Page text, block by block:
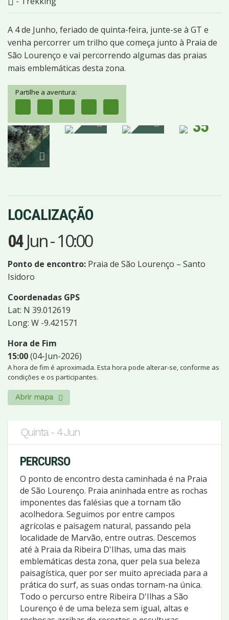
A 4 de Junho, feriado de quinta-feira, junte-se à GT e
venha percorrer um trilho que começa junto à Praia de
São Lourenço e vai percorrendo algumas das praias
mais emblemáticas desta zona.
Partilhe a aventura:
35
IMAGENS
LOCALIZAÇÃO
04 Jun-10:00
Ponto de encontro: Praia de São Lourenço – Santo
Isidoro
Coordenadas GPS
Lat: N 39.012619
Long: W -9.421571
Hora de Fim
15:00(04-Jun-2026)
A hora de fim é aproximada. Esta hora pode alterar-se, conforme as
condições e os participantes.
Abrir mapa
Quinta - 4 Jun
PERCURSO
O ponto de encontro desta caminhada é na Praia
de São Lourenço. Praia aninhada entre as rochas
imponentes das falésias que a tornam tão
acolhedora. Seguimos por entre campos
agrícolas e paisagem natural, passando pela
localidade de Marvão, entre outras. Descemos
até à Praia da Ribeira D'Ilhas, uma das mais
emblemáticas desta zona, quer pela sua beleza
paisagística, quer por ser muito apreciada para a
prática do surf, as suas ondas tornam-na única.
Todo o percurso entre Ribeira D'Ilhas a São
Lourenço é de uma beleza sem igual, altas e